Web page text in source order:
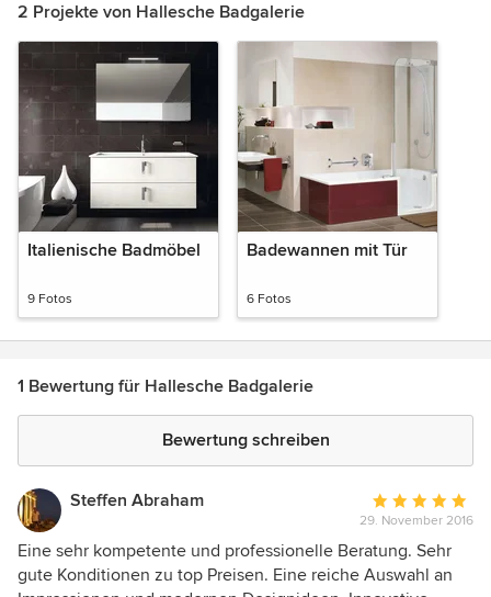
2 Projekte von Hallesche Badgalerie
Italienische Badmöbel
9 Fotos
Badewannen mit Tür
6 Fotos
1 Bewertung für Hallesche Badgalerie
Bewertung schreiben
Steffen Abraham
Bewertung:
5
von
29. November 2016
Eine sehr kompetente und professionelle Beratung. Sehr
gute Konditionen zu top Preisen. Eine reiche Auswahl an